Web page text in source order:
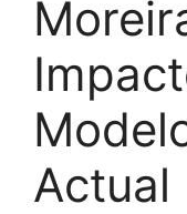
Actual